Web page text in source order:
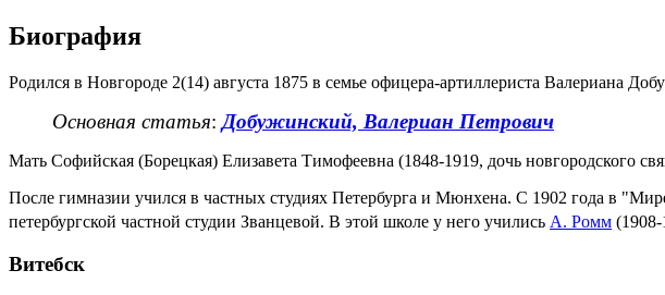
Биография
Родился в Новгороде 2(14) августа 1875 в семье офицера-артиллериста Валериана
Основная статья: Добужинский, Валериан Петрович
Мать Софийская (Борецкая) Елизавета Тимофеевна (1848-1919, дочь новгородского
После гимназии учился в частных студиях Петербурга и Мюнхена. С 1902 года в
петербургской частной студии Званцевой. В этой школе у него учились А. Ромм
Витебск